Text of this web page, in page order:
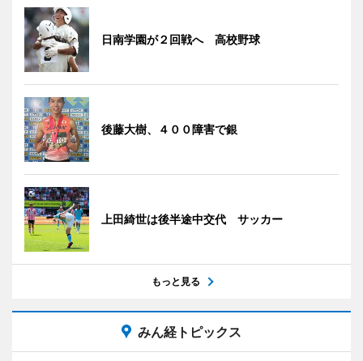
日南学園が２回戦へ 高校野球
後藤大樹、４００障害で銀
上田綺世は後半途中交代 サッカー
もっと見る
みん経トピックス